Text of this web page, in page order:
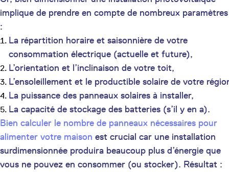
implique de prendre en compte de nombreux paramètres
:
La répartition horaire et saisonnière de votre
consommation électrique (actuelle et future),
L’orientation et l’inclinaison de votre toit,
L’ensoleillement et le productible solaire de votre
La puissance des panneaux solaires à installer,
La capacité de stockage des batteries (s’il y en a).
Bien calculer le nombre de panneaux nécessaires pour
alimenter votre maison est crucial car une installation
surdimensionnée produira beaucoup plus d’énergie que
vous ne pouvez en consommer (ou stocker). Résultat :